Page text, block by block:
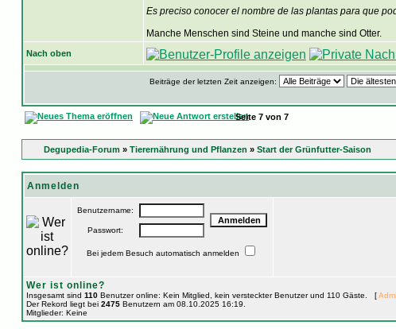
Es preciso conocer el nombre de las plantas para que
Manche Menschen sind Steine und manche sind Otter.
Nach oben
Beiträge der letzten Zeit anzeigen:
Seite 7 von 7
Degupedia-Forum » Tierernährung und Pflanzen » Start der Grünfutter-Saison
Anmelden
Benutzername:
Passwort:
Bei jedem Besuch automatisch anmelden
Wer ist online?
Insgesamt sind 110Benutzer online: Kein Mitglied, kein versteckter Benutzer und 110 Gäste. [
Der Rekord liegt bei 2475Benutzern am 08.10.2025 16:19.
Mitglieder: Keine